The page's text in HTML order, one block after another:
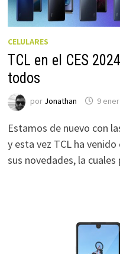
CELULARES
TCL en el CES
todos
por Jonathan 9
Estamos de nuevo con
y esta vez TCL ha
sus novedades, la